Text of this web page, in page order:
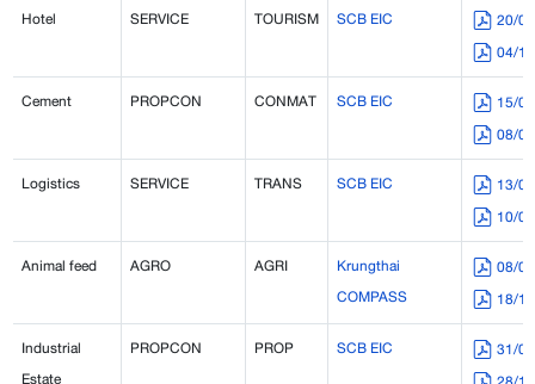
Hotel SERVICE TOURISM SCB EIC
20/
04/
Cement
PROPCON CONMAT SCB EIC
15/
08/
Logistics
SERVICE TRANS SCB EIC
13/
10/
Animal feed
AGRO AGRI
Krungthai
COMPASS
08/
18/
Industrial
Estate
PROPCON PROP SCB EIC
31/